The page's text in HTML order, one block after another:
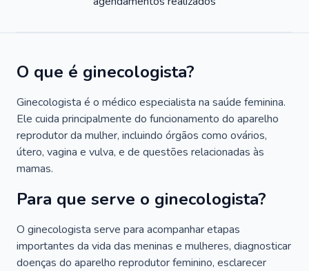
O que é ginecologista?
Ginecologista é o médico especialista na saúde feminina.
Ele cuida principalmente do funcionamento do aparelho
reprodutor da mulher, incluindo órgãos como ovários,
útero, vagina e vulva, e de questões relacionadas às
mamas.
Para que serve o ginecologista?
O ginecologista serve para acompanhar etapas
importantes da vida das meninas e mulheres, diagnosticar
doenças do aparelho reprodutor feminino, esclarecer